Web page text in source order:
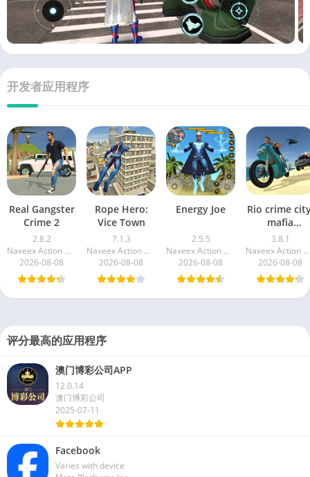
开发者应用程序
Real Gangster
Crime 2
2.8.2
Naxeex Action & RPG Games
2026-08-08
Rope Hero:
Vice Town
7.1.3
Naxeex Action & RPG Games
2026-08-08
Energy Joe
2.5.5
Naxeex Action & RPG Games
2026-08-08
Rio crime
mafia
gangster
3.8.1
Naxeex Action & RPG Games
2026-08-08
评分最高的应用程序
澳门博彩公司APP
12.0.14
澳门博彩公司
2025-07-11
Facebook
Varies with device